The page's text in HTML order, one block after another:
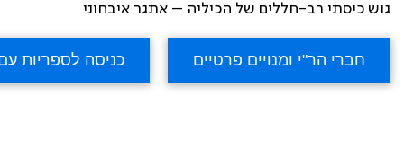
גוש כיסתי רב-חללים של הכיליה – אתגר איבחוני